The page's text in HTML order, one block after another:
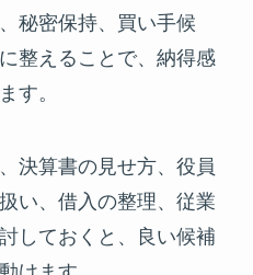
秘密保持、買い手候
整えることで、納得感
す。
決算書の見せ方、役員
い、借入の整理、従業
しておくと、良い候補